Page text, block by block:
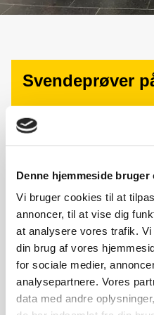
Denne hjemmeside bruger
Vi bruger cookies til at
annoncer, til at vise dig
at analysere vores trafik.
din brug af vores
for sociale medier,
analysepartnere. Vores
data med andre
Svendeprøver
Smedeholdet fra venstre
Martin Kofoed, faglærer
Sanne Thunø, faglærer
Casper Rehfeld Aakjær –
Daniel Henriksson Hansen
Josef Spanner Hansen –
Mathias Vang Olsen –